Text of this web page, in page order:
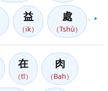
益
（ik）
處
（Tshù）
▶️
在
（tī）
肉
（Bah）